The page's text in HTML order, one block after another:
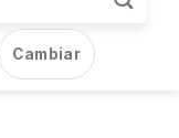
Cambiar